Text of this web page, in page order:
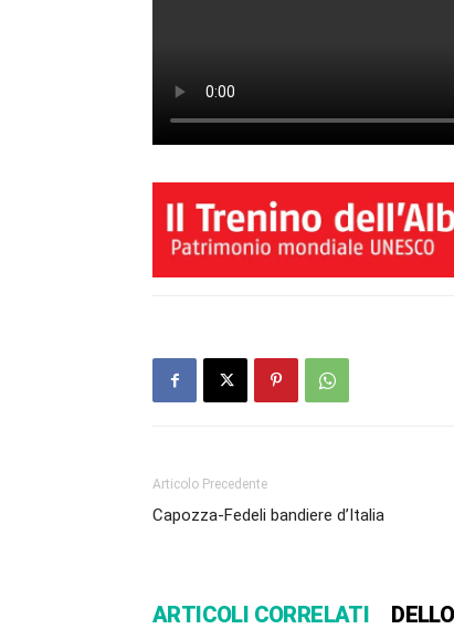
Articolo Precedente
Capozza-Fedeli bandiere d’Italia
ARTICOLI CORRELATI